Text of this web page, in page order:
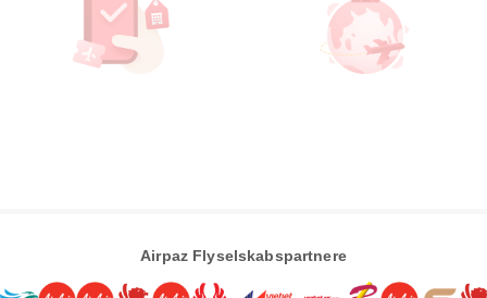
Airpaz Flyselskabspartnere